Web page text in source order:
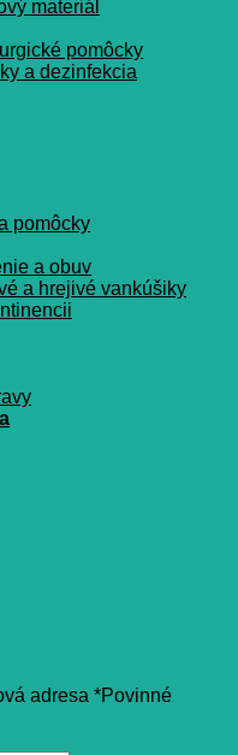
materiál
pomôcky
a dezinfekcia
pomôcky
a obuv
a hrejivé vankúšiky
adresa *Povinné